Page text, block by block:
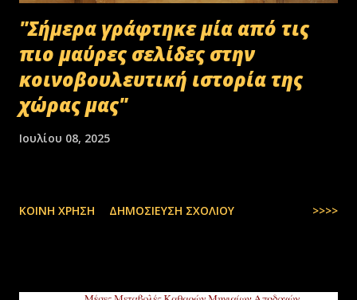
"Σήμερα γράφτηκε μία από τις
πιο μαύρες σελίδες στην
κοινοβουλευτική ιστορία της
χώρας μας"
Ιουλίου 08, 2025
ΚΟΙΝΉ ΧΡΉΣΗ ΔΗΜΟΣΊΕΥΣΗ ΣΧΟΛΊΟΥ >>>>